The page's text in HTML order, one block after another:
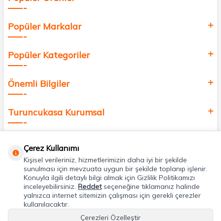
Popüler Markalar
Popüler Kategoriler
Önemli Bilgiler
Turuncukasa Kurumsal
Uygulamalarımız
Adres & İletişim
Çerez Kullanımı
Kişisel verileriniz, hizmetlerimizin daha iyi bir şekilde
sunulması için mevzuata uygun bir şekilde toplanıp işlenir.
Konuyla ilgili detaylı bilgi almak için Gizlilik Politikamızı
inceleyebilirsiniz. Reddetseçeneğine tıklamanız halinde
yalnızca internet sitemizin çalışması için gerekli çerezler
kullanılacaktır.
Çerezleri Özelleştir